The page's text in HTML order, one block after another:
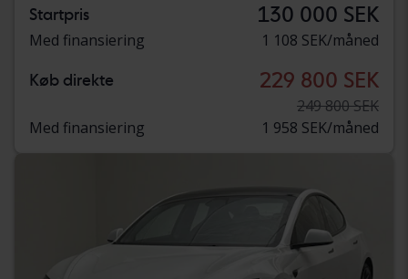
Startpris 130 000 SEK
Med finansiering 1 108 SEK/måned
Køb direkte 229 800 SEK
249 800 SEK
Med finansiering
1 958 SEK/måned